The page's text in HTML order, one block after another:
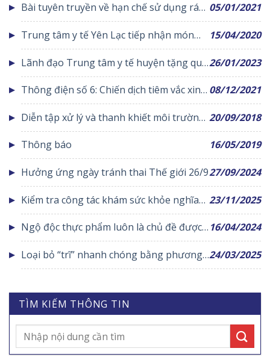
Bài tuyên truyền về hạn chế sử dụng rác
thải nhựa
05/01/2021
Trung tâm y tế Yên Lạc tiếp nhận món
quà ý nghĩa do chùa Vân Hội trao tặng
15/04/2020
Lãnh đạo Trung tâm y tế huyện tặng quà
chúc Tết đêm giao thừa
26/01/2023
Thông điện số 6: Chiến dịch tiêm vắc xin
Covid-19 cho trẻ từ 12-17 tuổi
08/12/2021
Diễn tập xử lý và thanh khiết môi trường
trước, trong và sau lụt, bão ngành Y tế
năm 2018
20/09/2018
Thông báo 16/05/2019
Hưởng ứng ngày tránh thai Thế giới 26/927/09/2024
Kiểm tra công tác khám sức khỏe nghĩa
vụ quân sự, Công an nhân dân năm 2026
xã Liên Châu
23/11/2025
Ngộ độc thực phẩm luôn là chủ đề được
người dân đặc biệt quan tâm
16/04/2024
Loại bỏ “trĩ” nhanh chóng bằng phương
pháp longo
24/03/2025
TÌM KIẾM THÔNG TIN